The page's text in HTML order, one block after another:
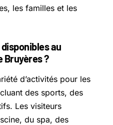
les familles et les
au
Bruyères ?
d’activités pour les
des sports, des
Les visiteurs
du spa, des